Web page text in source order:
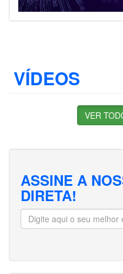
VÍDEOS
VER
ASSINE A
DIRETA!